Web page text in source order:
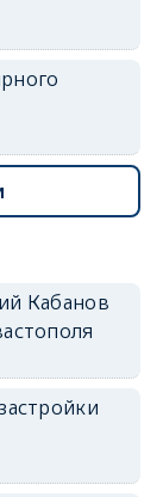
Кабанов